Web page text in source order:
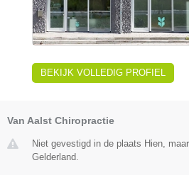
BEKIJK VOLLEDIG PROFIEL
Van Aalst Chiropractie
Niet gevestigd in de plaats Hien,
Gelderland.